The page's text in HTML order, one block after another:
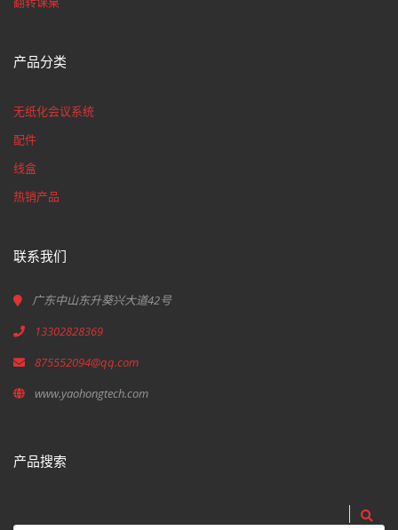
产品分类
无纸化会议系统
配件
线盒
热销产品
联系我们
广东中山东升葵兴大道42号
13302828369
875552094@qq.com
www.yaohongtech.com
产品搜索